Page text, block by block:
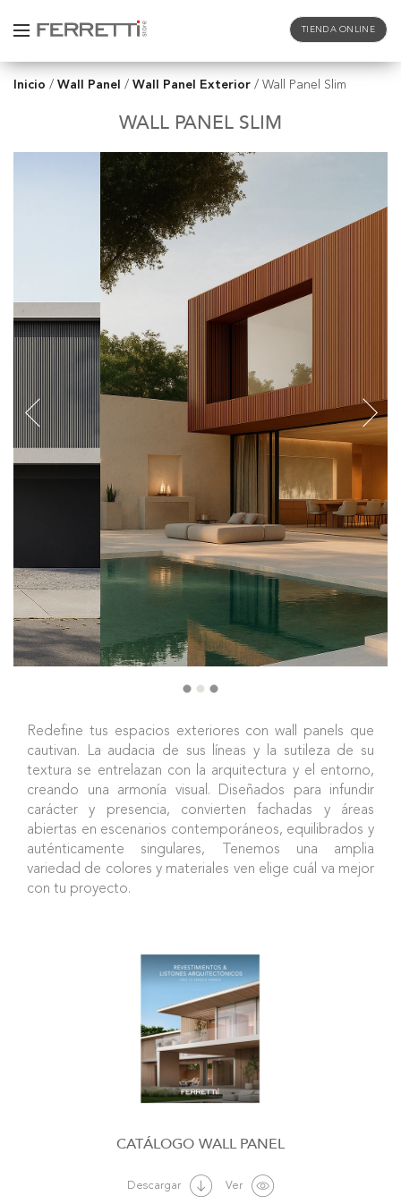
TIENDA ONLINE
Inicio / Wall Panel / Wall Panel Exterior / Wall Panel Slim
WALL PANEL SLIM
Redefine tus espacios exteriores con wall panels que
cautivan. La audacia de sus líneas y la sutileza de su
textura se entrelazan con la arquitectura y el entorno,
creando una armonía visual. Diseñados para infundir
carácter y presencia, convierten fachadas y áreas
abiertas en escenarios contemporáneos, equilibrados y
auténticamente singulares, Tenemos una amplia
variedad de colores y materiales ven elige cuál va mejor
con tu proyecto.
WALL PANEL
Descargar Ver